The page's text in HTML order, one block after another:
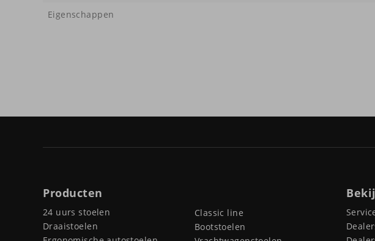
Eigenschappen
Producten
24 uurs stoelen
Draaistoelen
Classic line
Bootstoelen